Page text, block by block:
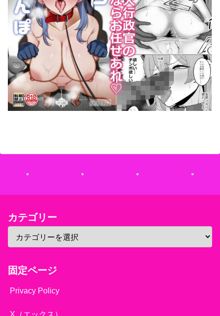
カテゴリー
固定ページ
Privacy Policy
X（エックス）